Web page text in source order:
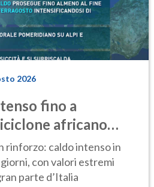
2026
fino a
africano
rinforzo: caldo intenso in
con valori estremi
parte d’Italia